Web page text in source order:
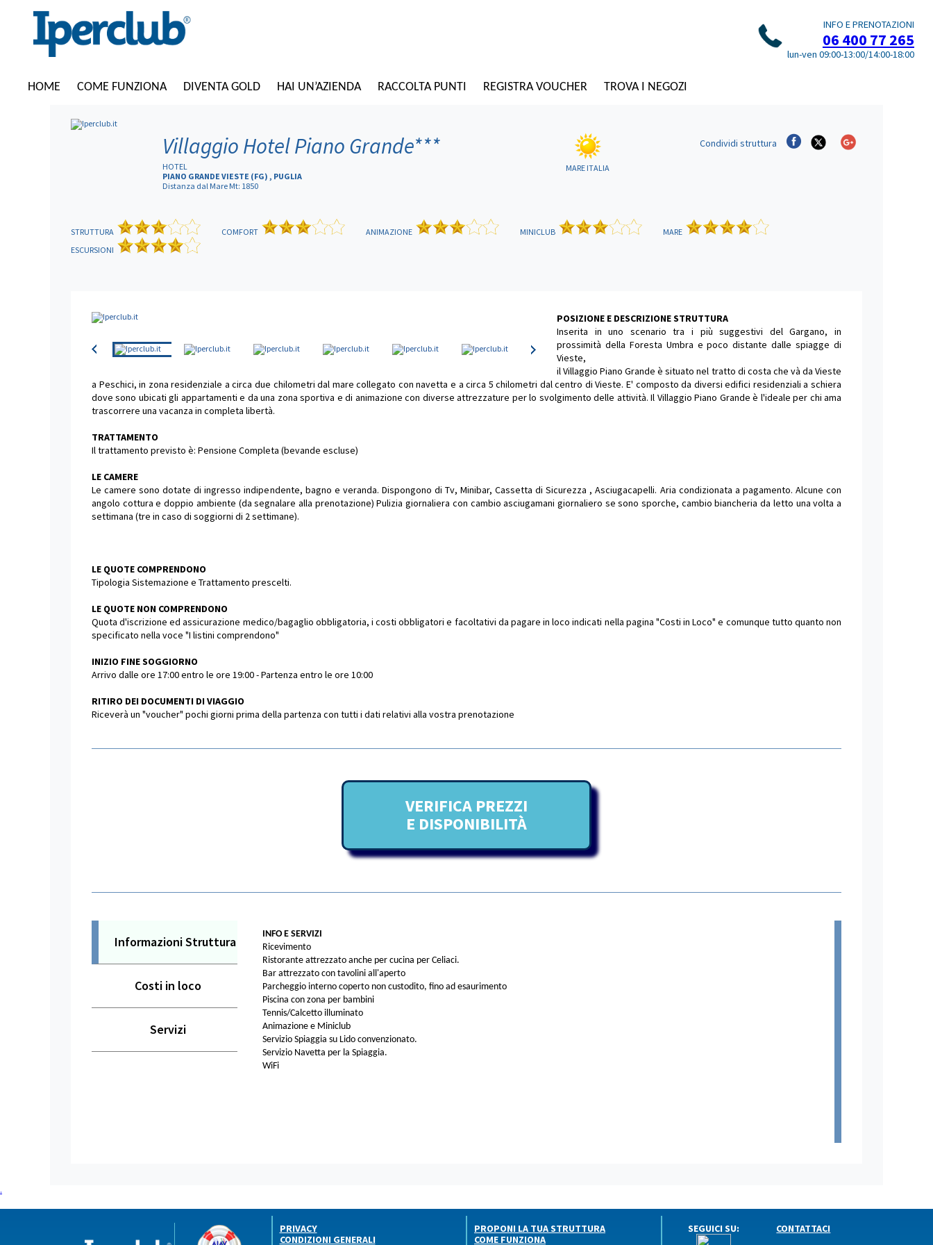
INFO E PRENOTAZIONI
06 400 77 265
lun-ven 09:00-13:00/14:00-18:00
HOME COME FUNZIONA DIVENTA GOLD HAI UN’AZIENDA RACCOLTA PUNTI REGISTRA VOUCHER TROVA I NEGOZI
Villaggio Hotel Piano Grande***
HOTEL
PIANO GRANDE VIESTE (FG) , PUGLIA
Distanza dal Mare Mt: 1850
MARE ITALIA
Condividi struttura
STRUTTURA COMFORT ANIMAZIONE MINICLUB
MARE
ESCURSIONI
POSIZIONE E DESCRIZIONE STRUTTURA
Inserita in uno scenario tra i più suggestivi del Gargano, in
prossimità della Foresta Umbra e poco distante dalle spiagge di
Vieste,
il Villaggio Piano Grande è situato nel tratto di costa che và da Vieste
a Peschici, in zona residenziale a circa due chilometri dal mare collegato con navetta e a circa 5 chilometri dal centro di Vieste. E' composto da diversi edifici residenziali a schiera
dove sono ubicati gli appartamenti e da una zona sportiva e di animazione con diverse attrezzature per lo svolgimento delle attività. Il Villaggio Piano Grande è l'ideale per chi ama
trascorrere una vacanza in completa libertà.
TRATTAMENTO
Il trattamento previsto è: Pensione Completa (bevande escluse)
LE CAMERE
Le camere sono dotate di ingresso indipendente, bagno e veranda. Dispongono di Tv, Minibar, Cassetta di Sicurezza , Asciugacapelli. Aria condizionata a pagamento. Alcune con
angolo cottura e doppio ambiente (da segnalare alla prenotazione) Pulizia giornaliera con cambio asciugamani giornaliero se sono sporche, cambio biancheria da letto una volta a
settimana (tre in caso di soggiorni di 2 settimane).
LE QUOTE COMPRENDONO
Tipologia Sistemazione e Trattamento prescelti.
LE QUOTE NON COMPRENDONO
Quota d'iscrizione ed assicurazione medico/bagaglio obbligatoria, i costi obbligatori e facoltativi da pagare in loco indicati nella pagina "Costi in Loco" e comunque tutto quanto non
specificato nella voce "I listini comprendono"
INIZIO FINE SOGGIORNO
Arrivo dalle ore 17:00 entro le ore 19:00 - Partenza entro le ore 10:00
RITIRO DEI DOCUMENTI DI VIAGGIO
Riceverà un "voucher" pochi giorni prima della partenza con tutti i dati relativi alla vostra prenotazione
VERIFICA PREZZI
E DISPONIBILITÀ
Informazioni Struttura
Costi in loco
Servizi
INFO E SERVIZI
Ricevimento
Ristorante attrezzato anche per cucina per Celiaci.
Bar attrezzato con tavolini all'aperto
Parcheggio interno coperto non custodito, fino ad esaurimento
Piscina con zona per bambini
Tennis/Calcetto illuminato
Animazione e Miniclub
Servizio Spiaggia su Lido convenzionato.
Servizio Navetta per la Spiaggia.
WiFi
.
PRIVACY
CONDIZIONI GENERALI
PROPONI LA TUA STRUTTURA
COME FUNZIONA
SEGUICI SU: CONTATTACI